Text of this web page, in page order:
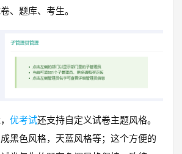
、题库、考生。
优考试还支持自定义试卷主题风格。
黑色风格，天蓝风格等；这个方便的